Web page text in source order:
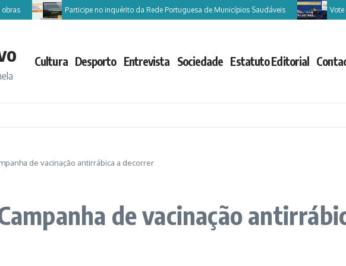
Participe no inquérito da Rede Portuguesa de Municípios Saudáveis Vote
Cultura Desporto Entrevista Sociedade Estatuto Editorial
de vacinação antirrábica a decorrer
de vacinação